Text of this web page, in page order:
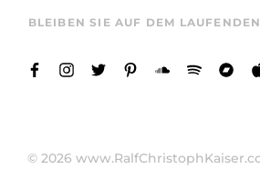
BLEIBEN SIE AUF DEM LAUFENDEN
© 2026